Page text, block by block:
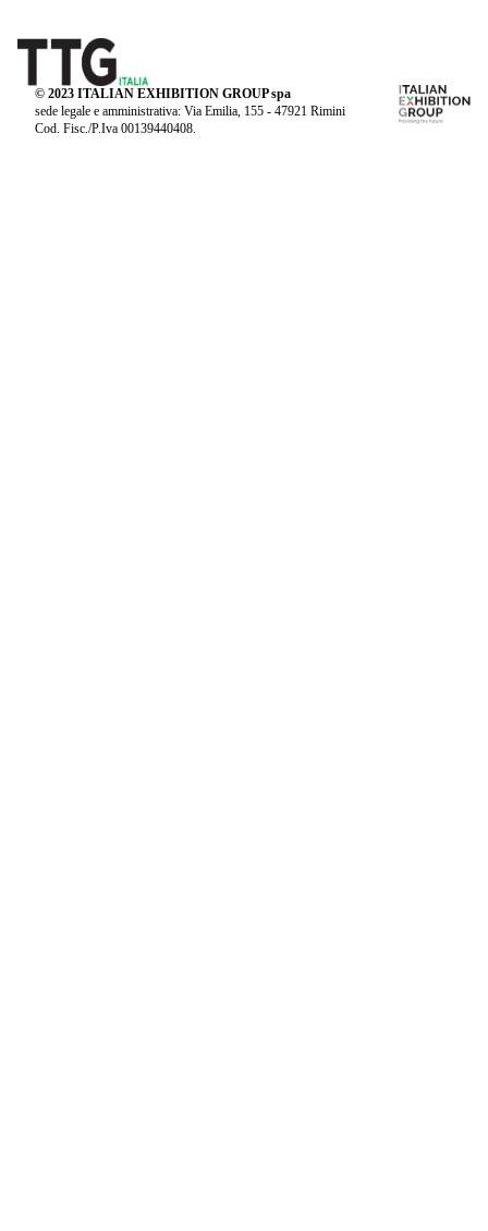
© 2023 ITALIAN EXHIBITION GROUP spa
sede legale e amministrativa: Via Emilia, 155 - 47921 Rimini
Cod. Fisc./P.Iva 00139440408.